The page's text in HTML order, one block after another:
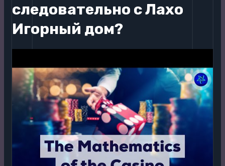
следовательно с Лахо
Игорный дом?